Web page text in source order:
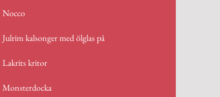
Nocco
Julrim kalsonger med ölglas på
Lakrits kritor
Monsterdocka